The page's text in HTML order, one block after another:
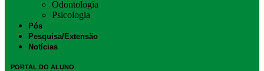
Odontologia
Psicologia
Pós
Pesquisa/Extensão
Notícias
PORTAL DO ALUNO